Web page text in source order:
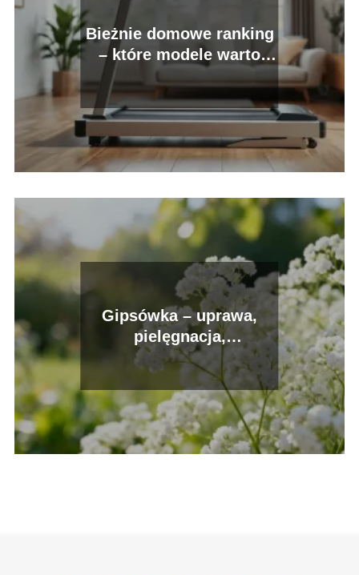
Bieżnie domowe ranking
– które modele warto
kupić?
Gipsówka – uprawa,
pielęgnacja,
zastosowanie w ogrodzie